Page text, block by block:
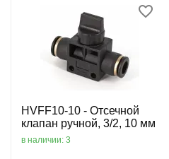
HVFF10-10 - Отсечной
клапан ручной, 3/2, 10 мм
в наличии: 3